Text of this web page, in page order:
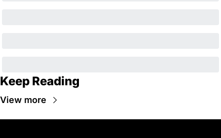
Keep Reading
View more